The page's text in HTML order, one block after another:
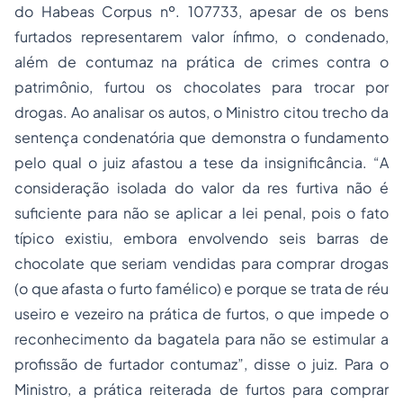
do Habeas Corpus nº. 107733, apesar de os bens
furtados representarem valor ínfimo, o condenado,
além de contumaz na prática de crimes contra o
patrimônio, furtou os chocolates para trocar por
drogas. Ao analisar os autos, o Ministro citou trecho da
sentença condenatória que demonstra o fundamento
pelo qual o juiz afastou a tese da insignificância. “A
consideração isolada do valor da res furtiva não é
suficiente para não se aplicar a lei penal, pois o fato
típico existiu, embora envolvendo seis barras de
chocolate que seriam vendidas para comprar drogas
(o que afasta o furto famélico) e porque se trata de réu
useiro e vezeiro na prática de furtos, o que impede o
reconhecimento da bagatela para não se estimular a
profissão de furtador contumaz”, disse o juiz. Para o
Ministro, a prática reiterada de furtos para comprar